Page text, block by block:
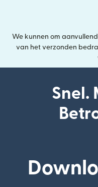
We kunnen om
van het verzonden
Snel.